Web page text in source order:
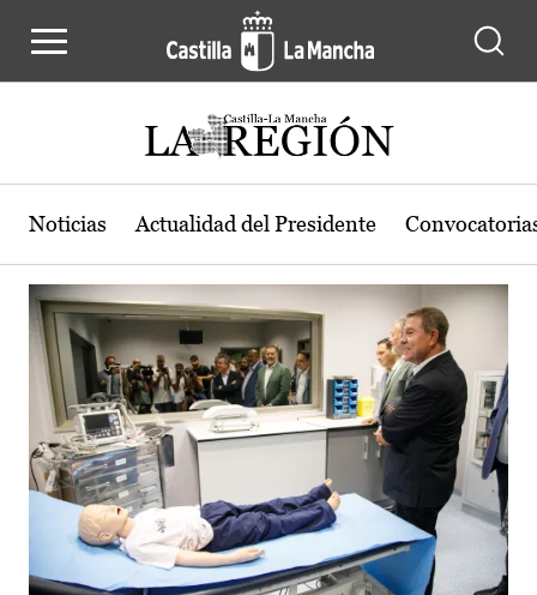
Actualidad de la región de Castilla-
Noticias Actualidad del Presidente